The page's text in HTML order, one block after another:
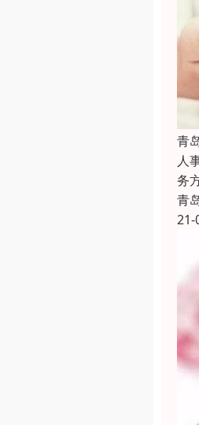
青
人
务
青
21-